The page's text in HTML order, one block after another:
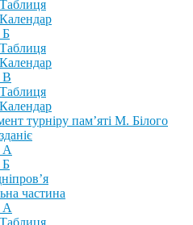
Таблиця
Календар
Б
Таблиця
Календар
В
Таблиця
Календар
турніру пам’яті М. Білого
А
Б
частина
А
Таблиця